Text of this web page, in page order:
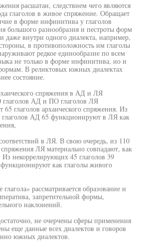
расшатан, следствием чего являются
глаголов в живое спряжение. Обращает
в форме инфинитива у глаголов
большого разнообразия и пестроты форм
даже внутри одного диалекта, например,
в противоположность им глаголы
редкое единообразие по всем
не только в форме инфинитива, но и
В реликтовых южных диалектах
состояние.
спряжения в АД и ЛЯ
глаголов АД и ПО глаголов ЛЯ
65 глаголов архаического спряжения. Из
глаголов АД 65 функционируют в ЛЯ как
в ЛЯ. В свою очередь, из 110
спряжения ЛЯ материально совпадают, как
Из некоррелирующих 45 глаголов 39
как глаголы живого
рассматривается образование и
запретительной формы,
наклонений.
не очерчены сферы применения
еще данные всех диалектов и говоров
южных диалектов.